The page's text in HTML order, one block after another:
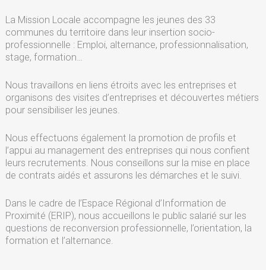
La Mission Locale accompagne les jeunes des 33
communes du territoire dans leur insertion socio-
professionnelle : Emploi, alternance, professionnalisation,
stage, formation…
Nous travaillons en liens étroits avec les entreprises et
organisons des visites d’entreprises et découvertes métiers
pour sensibiliser les jeunes.
Nous effectuons également la promotion de profils et
l’appui au management des entreprises qui nous confient
leurs recrutements. Nous conseillons sur la mise en place
de contrats aidés et assurons les démarches et le suivi.
Dans le cadre de l’Espace Régional d’Information de
Proximité (ERIP), nous accueillons le public salarié sur les
questions de reconversion professionnelle, l’orientation, la
formation et l’alternance.